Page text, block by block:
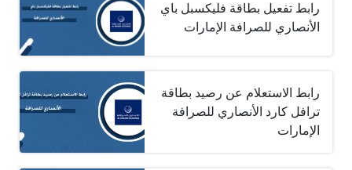
رابط تفعيل بطاقة فليكسبل باي
الأنصاري للصرافة الإمارات
رابط الاستعلام عن رصيد بطاقة
ترافل كارد الأنصاري للصرافة
الإمارات